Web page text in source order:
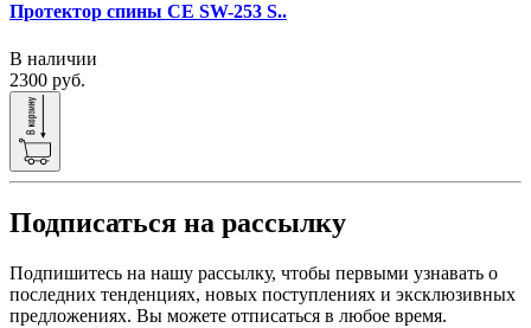
Протектор спины CE SW-253 S..
В наличии
2300 руб.
Подписаться на рассылку
Подпишитесь на нашу рассылку, чтобы первыми узнавать о
последних тенденциях, новых поступлениях и эксклюзивных
предложениях. Вы можете отписаться в любое время.